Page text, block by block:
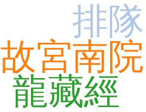
排隊
故宮南院
龍藏經